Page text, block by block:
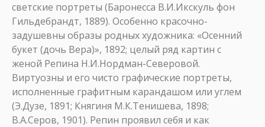
светские портреты (Баронесса В.И.Икскуль фон
Гильдебрандт, 1889). Особенно красочно-
задушевны образы родных художника: «Осенний
букет (дочь Вера)», 1892; целый ряд картин с
женой Репина Н.И.Нордман-Северовой.
Виртуозны и его чисто графические портреты,
исполненные графитным карандашом или углем
(Э.Дузе, 1891; Княгиня М.К.Тенишева, 1898;
В.А.Серов, 1901). Репин проявил себя и как